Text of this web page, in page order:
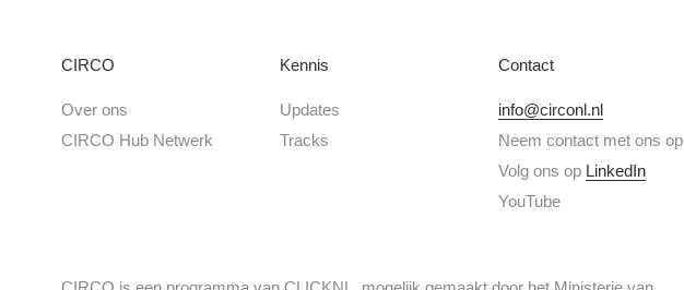
CIRCO
Over ons
CIRCO Hub Netwerk
Kennis
Updates
Tracks
Contact
info@circonl.nl
Neem contact met ons op
Volg ons op LinkedIn
YouTube